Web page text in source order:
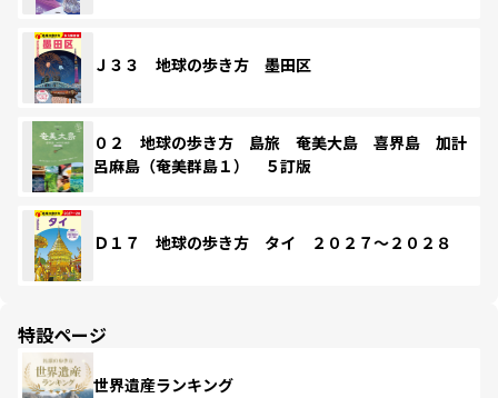
Ｊ３３ 地球の歩き方 墨田区
０２ 地球の歩き方 島旅 奄美大島 喜界島 加計
呂麻島（奄美群島１） ５訂版
Ｄ１７ 地球の歩き方 タイ ２０２７～２０２８
特設ページ
世界遺産ランキング